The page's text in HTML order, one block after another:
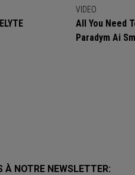
VIDEO
All You Need
Paradym Ai
À NOTRE NEWSLETTER: